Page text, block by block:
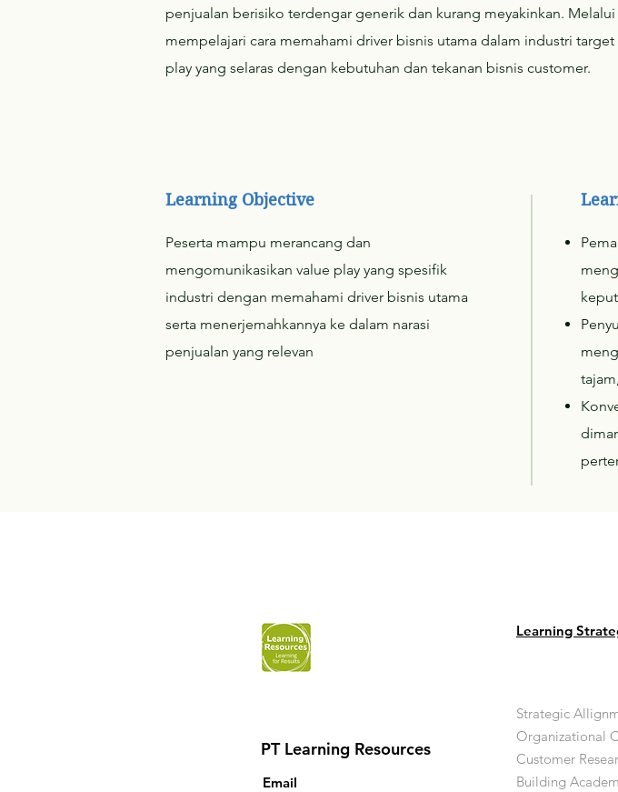
penjualan berisiko terdengar generik dan kurang meyakinkan.
mempelajari cara memahami driver bisnis utama dalam industri target
play yang selaras dengan kebutuhan dan tekanan bisnis customer.
Learning Objective
Peserta mampu merancang dan
mengomunikasikan value play yang spesifik
industri dengan memahami driver bisnis utama
serta menerjemahkannya ke dalam narasi
penjualan yang relevan
PT Learning Resources
Email
Learning
Strategic
Organizational
Customer
Building